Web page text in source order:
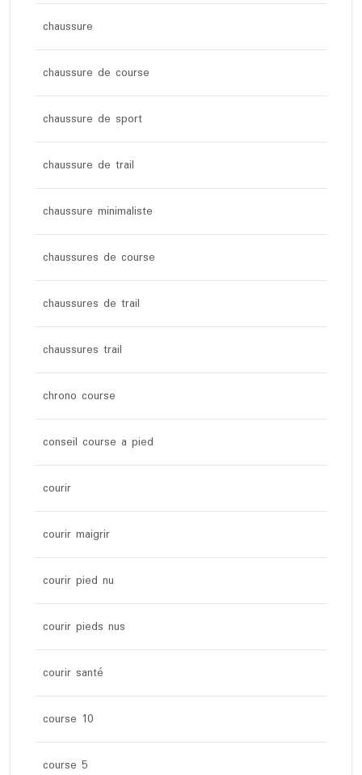
chaussure
chaussure de course
chaussure de sport
chaussure de trail
chaussure minimaliste
chaussures de course
chaussures de trail
chaussures trail
chrono course
conseil course a pied
courir
courir maigrir
courir pied nu
courir pieds nus
courir santé
course 10
course 5